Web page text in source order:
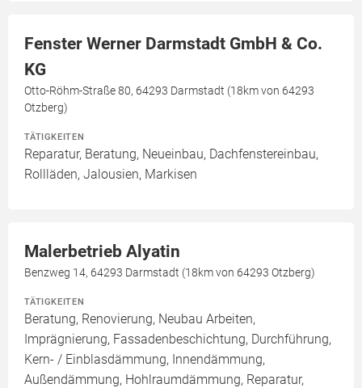
Fenster Werner Darmstadt GmbH & Co.
KG
Otto-Röhm-Straße 80, 64293 Darmstadt (18km von 64293
Otzberg)
TÄTIGKEITEN
Reparatur, Beratung, Neueinbau, Dachfenstereinbau,
Rollläden, Jalousien, Markisen
Malerbetrieb Alyatin
Benzweg 14, 64293 Darmstadt (18km von 64293 Otzberg)
TÄTIGKEITEN
Beratung, Renovierung, Neubau Arbeiten,
Imprägnierung, Fassadenbeschichtung, Durchführung,
Kern- / Einblasdämmung, Innendämmung,
Außendämmung, Hohlraumdämmung, Reparatur,